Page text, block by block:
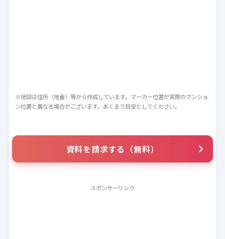
※地図は住所（地番）等から作成しています。マーカー位置が実際のマンショ
ン位置と異なる場合がございます。あくまで目安としてください。
資料を請求する（無料）
スポンサーリンク